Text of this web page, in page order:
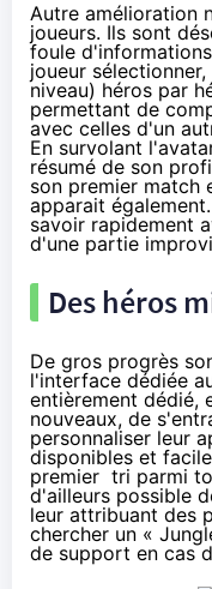
Autre amélioration
joueurs. Ils sont
foule
joueur
niveau) héros par
permettant de
avec celles d'un
En survolant
résumé de son
son premier match
apparait
savoir rapidement
d'une partie
Des héros
De gros progrès
l'interface dédiée
entièrement dédié,
nouveaux, de
personnaliser leur
disponibles et
premier tri parmi
d'ailleurs possible
leur attribuant des
chercher un «
de support en cas